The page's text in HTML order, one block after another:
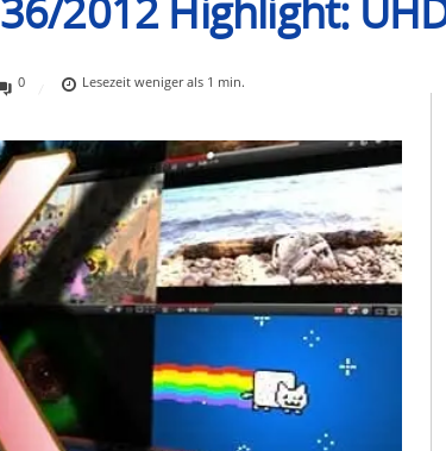
2012 Highlight:
0 Lesezeitweniger als 1 min.